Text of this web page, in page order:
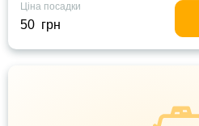
Ціна посадки
50 грн